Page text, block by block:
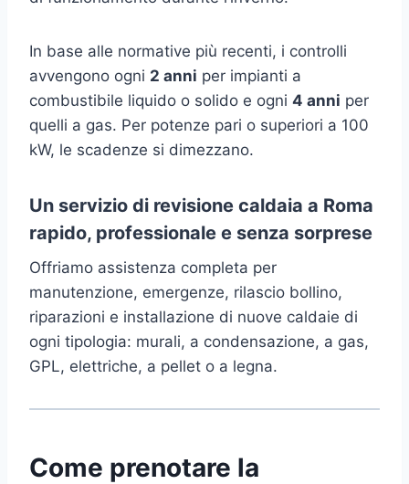
In base alle normative più recenti, i controlli
avvengono ogni 2 anni per impianti a
combustibile liquido o solido e ogni 4 anni per
quelli a gas. Per potenze pari o superiori a 100
kW, le scadenze si dimezzano.
Un servizio di revisione caldaia a Roma
rapido, professionale e senza sorprese
Offriamo assistenza completa per
manutenzione, emergenze, rilascio bollino,
riparazioni e installazione di nuove caldaie di
ogni tipologia: murali, a condensazione, a gas,
GPL, elettriche, a pellet o a legna.
Come prenotare la